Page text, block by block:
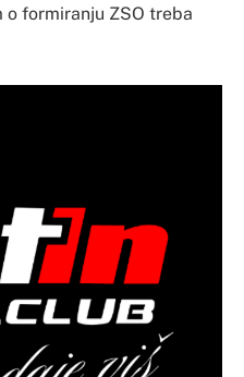
o formiranju ZSO treba